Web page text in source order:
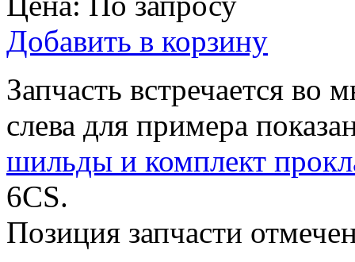
Добавить в корзину
Запчасть встречается во
слева для примера
шильды и комплект
6CS.
Позиция запчасти